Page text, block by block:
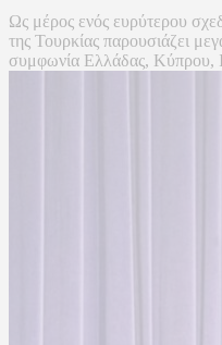
Ως μέρος ενός ευρύτερου
της Τουρκίας παρουσιάζει
συμφωνία Ελλάδας, Κύπρου,